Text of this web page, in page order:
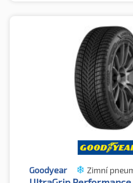
Goodyear Zimní